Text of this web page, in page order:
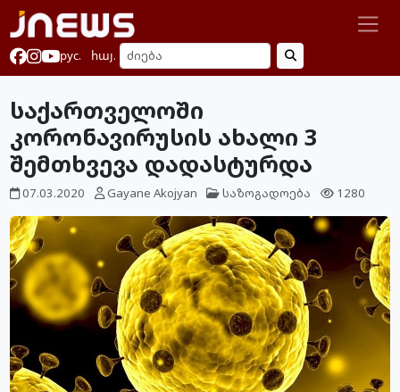
рус. հայ.
საქართველოში
კორონავირუსის ახალი 3
შემთხვევა დადასტურდა
07.03.2020 Gayane Akojyan საზოგადოება 1280